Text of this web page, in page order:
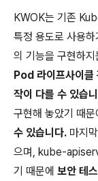
KWOK는 기존
특정 용도로 사용
의 기능을 구현하지
Pod 라이프사이클
작이 다를 수 있습
구현해 놓았기 때문
수 있습니다. 마지
으며, kube-
기 때문에 보안 테